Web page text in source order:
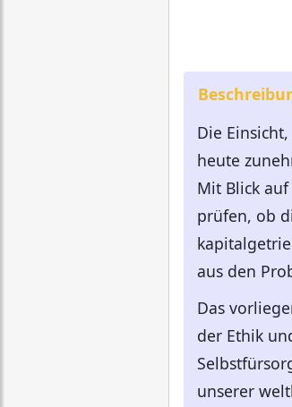
Die
heute
Mit Blick
prüfen, ob
aus den
Das
der Ethik
unserer